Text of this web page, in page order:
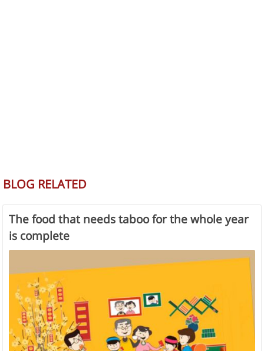
BLOG RELATED
The food that needs taboo for the whole year
is complete